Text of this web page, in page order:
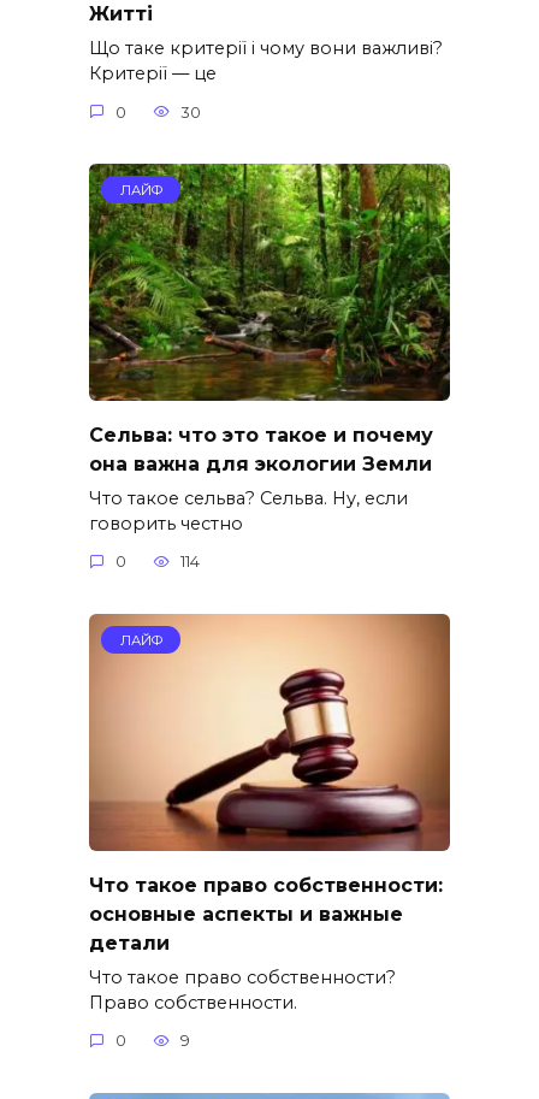
Житті
Що таке критерії і чому вони важливі?
Критерії — це
0 30
ЛАЙФ
Сельва: что это такое и почему
она важна для экологии Земли
Что такое сельва? Сельва. Ну, если
говорить честно
0 114
ЛАЙФ
Что такое право собственности:
основные аспекты и важные
детали
Что такое право собственности?
Право собственности.
0 9